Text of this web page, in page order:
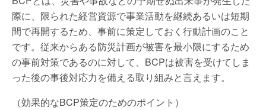
際に、限られた経営資源で事業活動を継続あるいは短期
間で再開するため、事前に策定しておく行動計画のこと
です。従来からある防災計画が被害を最小限にするため
の事前対策であるのに対して、BCPは被害を受けてしま
った後の事後対応力を備える取り組みと言えます。
（効果的なBCP策定のためのポイント）